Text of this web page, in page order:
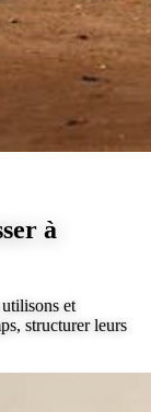
à
et
structurer leurs